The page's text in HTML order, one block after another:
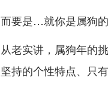
而要是…就你是属狗
从老实讲，属狗年的
坚持的个性特点、只